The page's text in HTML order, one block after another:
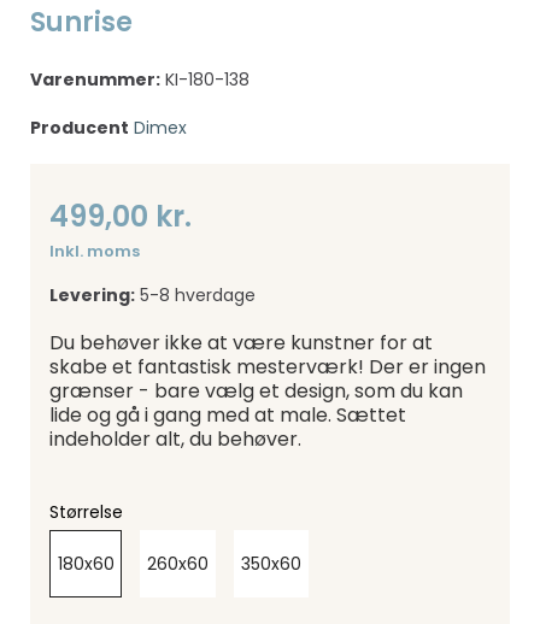
Sunrise
Varenummer: KI-180-138
Producent Dimex
499,00 kr.
Inkl. moms
Levering: 5-8 hverdage
Du behøver ikke at være kunstner for at
skabe et fantastisk mesterværk! Der er ingen
grænser - bare vælg et design, som du kan
lide og gå i gang med at male. Sættet
indeholder alt, du behøver.
Størrelse
180x60 260x60 350x60